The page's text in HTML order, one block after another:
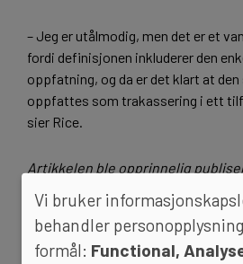
– Jeg er utålmodig, men det er et
fordi definisjonen inkluderer den
oppfatning, og da er det klart at den
oppfattes som trakassering i ett
sier Rice.
Artikkelen ble opprinnelig
Les mer om
Vi bruker
behandler
formål: Functional,